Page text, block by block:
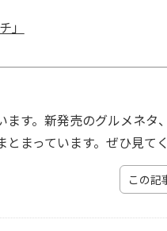
」
す。新発売のグルメネタ
とまっています。ぜひ見て
この記